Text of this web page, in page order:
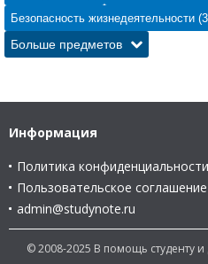
Безопасность жизнедеятельности
Больше предметов
Информация
Политика конфиденциальности
Пользовательское соглашение
admin@studynote.ru
© 2008-2025 В помощь студенту и